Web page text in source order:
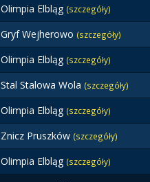
Olimpia Elbląg (szczegóły)
Gryf Wejherowo (szczegóły)
Olimpia Elbląg (szczegóły)
Stal Stalowa Wola (szczegóły)
Olimpia Elbląg (szczegóły)
Znicz Pruszków (szczegóły)
Olimpia Elbląg (szczegóły)